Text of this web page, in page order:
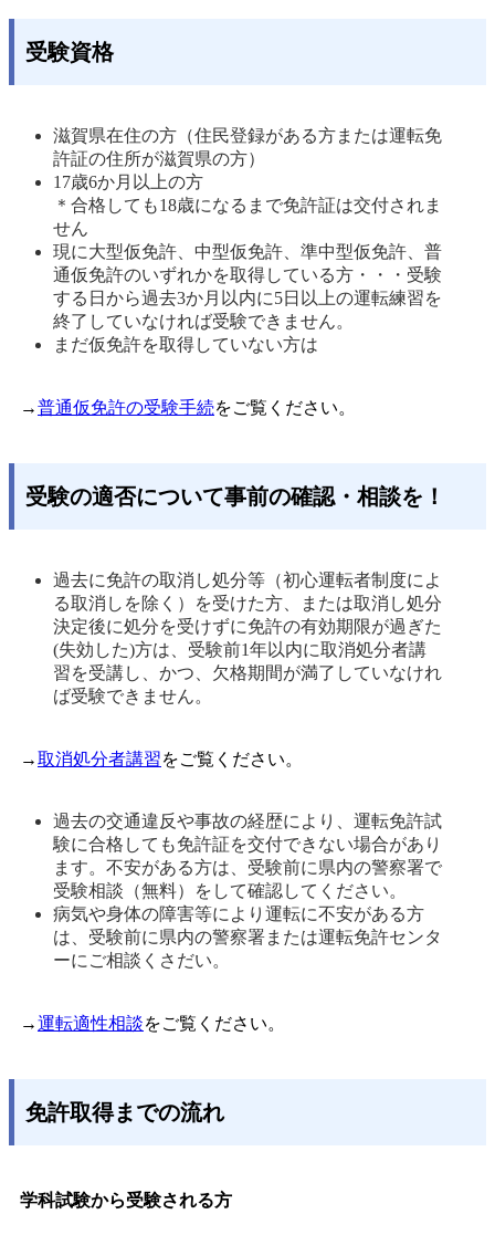
受験資格
滋賀県在住の方（住民登録がある方または運転免
許証の住所が滋賀県の方）
17歳6か月以上の方
＊合格しても18歳になるまで免許証は交付されま
せん
現に大型仮免許、中型仮免許、準中型仮免許、普
通仮免許のいずれかを取得している方・・・受験
する日から過去3か月以内に5日以上の運転練習を
終了していなければ受験できません。
まだ仮免許を取得していない方は
→普通仮免許の受験手続をご覧ください。
受験の適否について事前の確認・相談を！
過去に免許の取消し処分等（初心運転者制度によ
る取消しを除く）を受けた方、または取消し処分
決定後に処分を受けずに免許の有効期限が過ぎた
(失効した)方は、受験前1年以内に取消処分者講
習を受講し、かつ、欠格期間が満了していなけれ
ば受験できません。
→取消処分者講習をご覧ください。
過去の交通違反や事故の経歴により、運転免許試
験に合格しても免許証を交付できない場合があり
ます。不安がある方は、受験前に県内の警察署で
受験相談（無料）をして確認してください。
病気や身体の障害等により運転に不安がある方
は、受験前に県内の警察署または運転免許センタ
ーにご相談くさだい。
→運転適性相談をご覧ください。
免許取得までの流れ
学科試験から受験される方